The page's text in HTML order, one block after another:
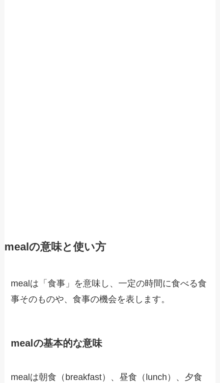
mealの意味と使い方
mealは「食事」を意味し、一定の時間に食べる食
事そのものや、食事の機会を表します。
mealの基本的な意味
mealは朝食（breakfast）、昼食（lunch）、夕食